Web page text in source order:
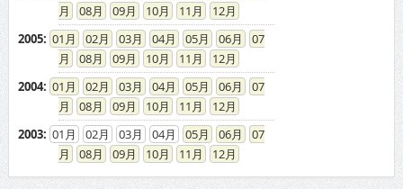
08
09 10 11
12
2005: 01 02 03 04 05 06
07
08
09 10 11
12
2004: 01 02 03 04 05 06
07
08
09 10 11
12
2003: 01 02 03 04 05 06
07
08
09 10 11 12